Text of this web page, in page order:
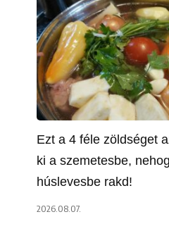
Ezt a 4 féle zöldséget
ki a szemetesbe,
húslevesbe rakd!
2026.08.07.